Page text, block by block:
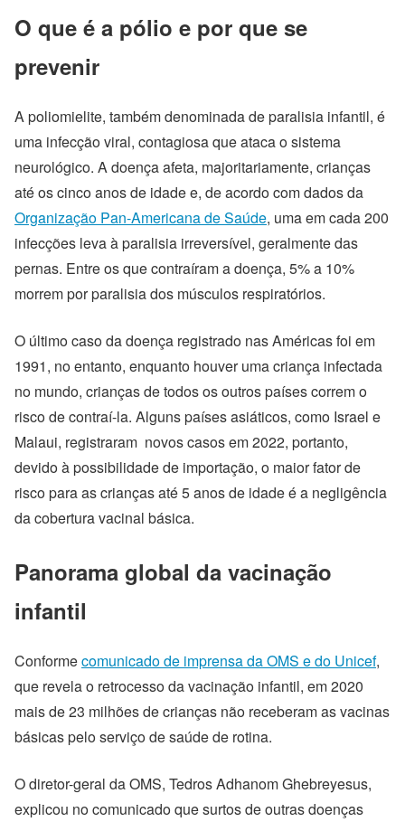
O que é a pólio e por que se
prevenir
A poliomielite, também denominada de paralisia infantil, é
uma infecção viral, contagiosa que ataca o sistema
neurológico. A doença afeta, majoritariamente, crianças
até os cinco anos de idade e, de acordo com dados da
Organização Pan-Americana de Saúde, uma em cada 200
infecções leva à paralisia irreversível, geralmente das
pernas. Entre os que contraíram a doença, 5% a 10%
morrem por paralisia dos músculos respiratórios.
O último caso da doença registrado nas Américas foi em
1991, no entanto, enquanto houver uma criança infectada
no mundo, crianças de todos os outros países correm o
risco de contraí-la. Alguns países asiáticos, como Israel e
Malaui, registraram novos casos em 2022, portanto,
devido à possibilidade de importação, o maior fator de
risco para as crianças até 5 anos de idade é a negligência
da cobertura vacinal básica.
Panorama global da vacinação
infantil
Conformecomunicado de imprensa da OMS e do Unicef,
que revela o retrocesso da vacinação infantil, em 2020
mais de 23 milhões de crianças não receberam as vacinas
básicas pelo serviço de saúde de rotina.
O diretor-geral da OMS, Tedros Adhanom Ghebreyesus,
explicou no comunicado que surtos de outras doenças